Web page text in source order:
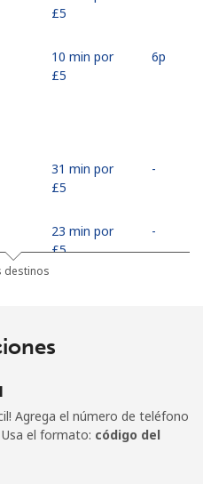
⁦£5⁩
10 min por
⁦£5⁩
⁦6p⁩
31 min por
⁦£5⁩
-
23 min por
⁦£5⁩
-
45 min por
⁦£5⁩
destinos
Agrega el número de teléfono
Usa el formato: código del